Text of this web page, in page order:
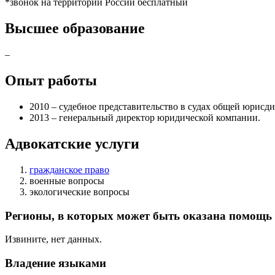
*звонок на территории России бесплатный
Высшее образование
–
Опыт работы
2010 – судебное представительство в судах общей
2013 – генеральный директор юридической компании.
Адвокатские услуги
гражданское право
военные вопросы
экологические вопросы
Регионы, в которых может быть оказана помощь
Извините, нет данных.
Владение языками